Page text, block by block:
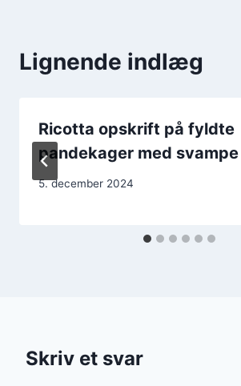
Lignende indlæg
Ricotta opskrift på fyldte
pandekager med svampe
5. december 2024
Skriv et svar